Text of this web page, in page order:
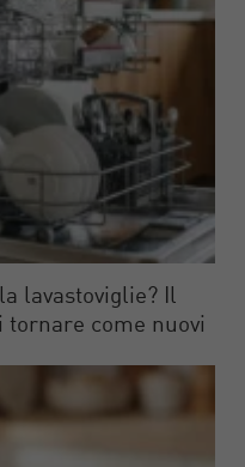
lavastoviglie? Il
come nuovi